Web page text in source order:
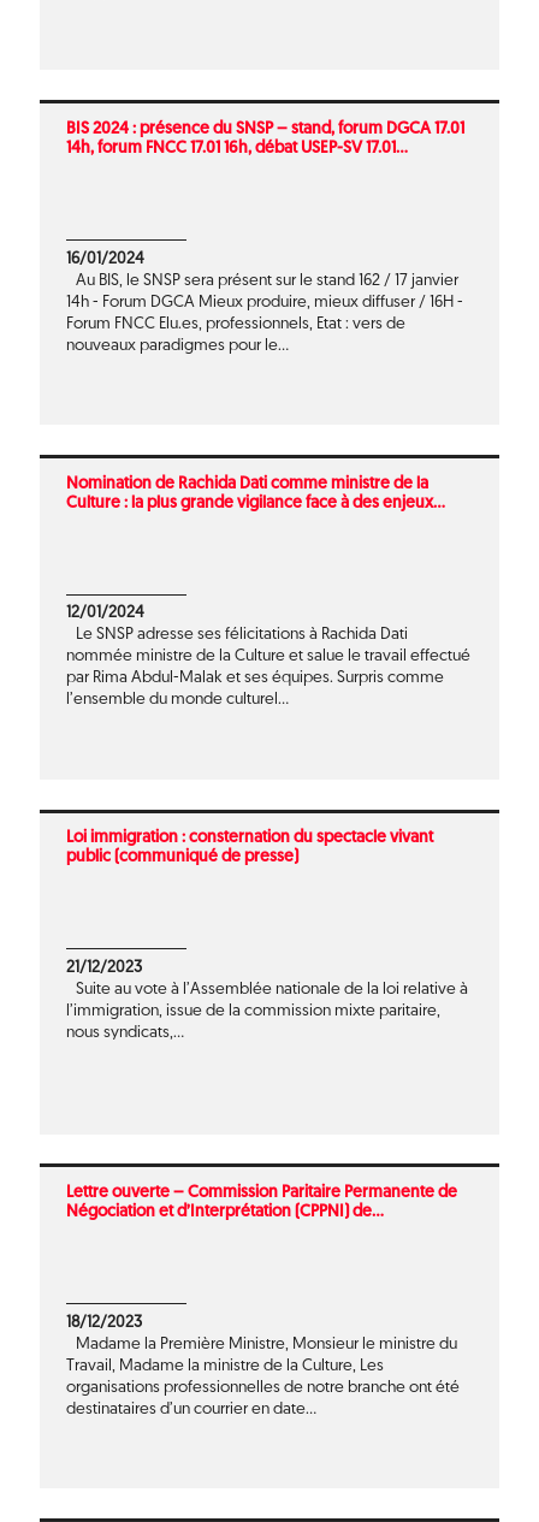
BIS 2024 : présence du SNSP – stand, forum DGCA 17.01
14h, forum FNCC 17.01 16h, débat USEP-SV 17.01...
16/01/2024
Au BIS, le SNSP sera présent sur le stand 162 / 17 janvier
14h - Forum DGCA Mieux produire, mieux diffuser / 16H -
Forum FNCC Elu.es, professionnels, Etat : vers de
nouveaux paradigmes pour le...
Nomination de Rachida Dati comme ministre de la
Culture : la plus grande vigilance face à des enjeux...
12/01/2024
Le SNSP adresse ses félicitations à Rachida Dati
nommée ministre de la Culture et salue le travail effectué
par Rima Abdul-Malak et ses équipes. Surpris comme
l’ensemble du monde culturel...
Loi immigration : consternation du spectacle vivant
public (communiqué de presse)
21/12/2023
Suite au vote à l’Assemblée nationale de la loi relative à
l’immigration, issue de la commission mixte paritaire,
nous syndicats,...
Lettre ouverte – Commission Paritaire Permanente de
Négociation et d’Interprétation (CPPNI) de...
18/12/2023
Madame la Première Ministre, Monsieur le ministre du
Travail, Madame la ministre de la Culture, Les
organisations professionnelles de notre branche ont été
destinataires d’un courrier en date...